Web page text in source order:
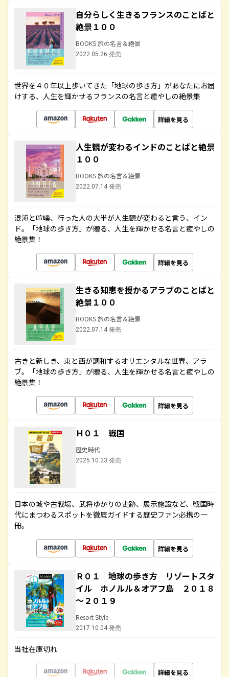
自分らしく生きるフランスのことばと
絶景１００
BOOKS 旅の名言＆絶景
2022.05.26 発売
世界を４０年以上歩いてきた「地球の歩き方」があなたにお届
けする、人生を輝かせるフランスの名言と癒やしの絶景集
詳細を見る
人生観が変わるインドのことばと絶景
１００
BOOKS 旅の名言＆絶景
2022.07.14 発売
混沌と喧噪、行った人の大半が人生観が変わると言う、イン
ド。「地球の歩き方」が贈る、人生を輝かせる名言と癒やしの
絶景集！
詳細を見る
生きる知恵を授かるアラブのことばと
絶景１００
BOOKS 旅の名言＆絶景
2022.07.14 発売
古きと新しき、東と西が調和するオリエンタルな世界、アラ
ブ。「地球の歩き方」が贈る、人生を輝かせる名言と癒やしの
絶景集！
詳細を見る
Ｈ０１ 戦国
歴史時代
2025.10.23 発売
日本の城や古戦場、武将ゆかりの史跡、展示施設など、戦国時
代にまつわるスポットを徹底ガイドする歴史ファン必携の一
冊。
詳細を見る
Ｒ０１ 地球の歩き方 リゾートスタ
イル ホノルル＆オアフ島 ２０１８
～２０１９
Resort Style
2017.10.04 発売
当社在庫切れ
詳細を見る